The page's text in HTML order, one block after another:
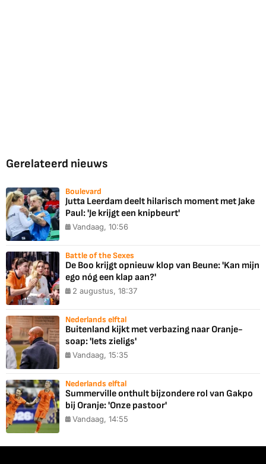
Gerelateerd nieuws
Boulevard
Jutta Leerdam deelt hilarisch moment met Jake
Paul: 'Je krijgt een knipbeurt'
Vandaag, 10:56
Battle of the Sexes
De Boo krijgt opnieuw klop van Beune: 'Kan mijn
ego nóg een klap aan?'
2 augustus, 18:37
Nederlands elftal
Buitenland kijkt met verbazing naar Oranje-
soap: 'Iets zieligs'
Vandaag, 15:35
Nederlands elftal
Summerville onthult bijzondere rol van Gakpo
bij Oranje: 'Onze pastoor'
Vandaag, 14:55